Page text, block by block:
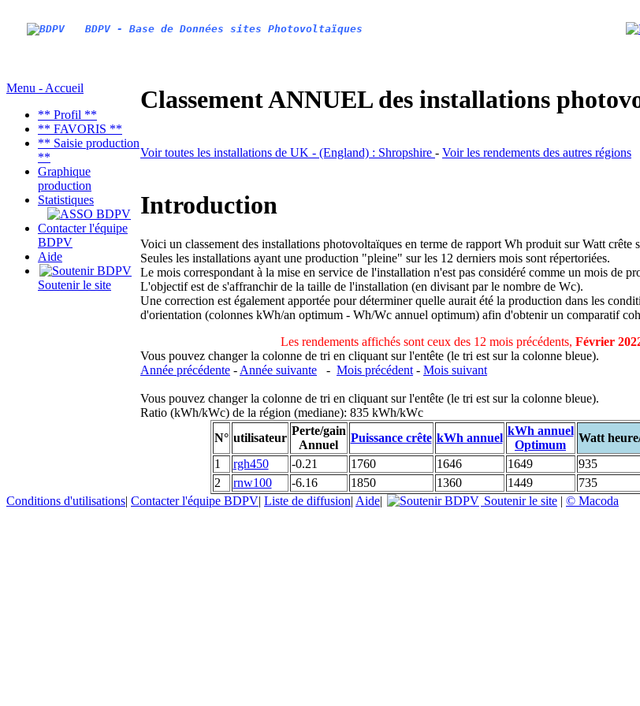
BDPV - Base de Données sites Photovoltaïques
Menu - Accueil
** Profil **
** FAVORIS **
** Saisie production
**
Graphique
production
Statistiques
Contacter l'équipe
BDPV
Aide
Soutenir le site
Classement ANNUEL des installations
Voir toutes les installations de UK - (England) : Shropshire - Voir les rendements des autres régions
Introduction
Voici un classement des installations photovoltaïques en terme de rapport Wh produit sur Watt crête
Seules les installations ayant une production "pleine" sur les 12 derniers mois sont répertoriées.
Le mois correspondant à la mise en service de l'installation n'est pas considéré comme un mois de
L'objectif est de s'affranchir de la taille de l'installation (en divisant par le nombre de Wc).
Une correction est également apportée pour déterminer quelle aurait été la production dans les
d'orientation (colonnes kWh/an optimum - Wh/Wc annuel optimum) afin d'obtenir un comparatif
Les rendements affichés sont ceux des 12 mois précédents, Février
Vous pouvez changer la colonne de tri en cliquant sur l'entête (le tri est sur la colonne bleue).
Année précédente - Année suivante - Mois précédent - Mois suivant
Vous pouvez changer la colonne de tri en cliquant sur l'entête (le tri est sur la colonne bleue).
Ratio (kWh/kWc) de la région (mediane): 835 kWh/kWc
N° utilisateur
Perte/gain
Annuel
Puissance crête kWh annuel
kWh annuel
Optimum
Watt
1
rgh450 -0.21 1760 1646 1649 935
2
rnw100 -6.16 1850 1360 1449 735
Conditions d'utilisations| Contacter l'équipe BDPV| Liste de diffusion| Aide| Soutenir le site | © Macoda